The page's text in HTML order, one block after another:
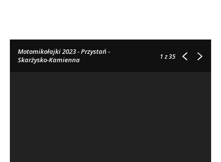
Motomikołajki 2023 - Przystań -
Skarżysko-Kamienna
1z 35